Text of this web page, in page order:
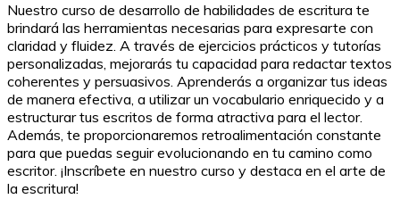
Nuestro curso de desarrollo de habilidades de escritura te
brindará las herramientas necesarias para expresarte con
claridad y fluidez. A través de ejercicios prácticos y tutorías
personalizadas, mejorarás tu capacidad para redactar textos
coherentes y persuasivos. Aprenderás a organizar tus ideas
de manera efectiva, a utilizar un vocabulario enriquecido y a
estructurar tus escritos de forma atractiva para el lector.
Además, te proporcionaremos retroalimentación constante
para que puedas seguir evolucionando en tu camino como
escritor. ¡Inscríbete en nuestro curso y destaca en el arte de
la escritura!